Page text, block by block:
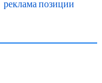
реклама позиции